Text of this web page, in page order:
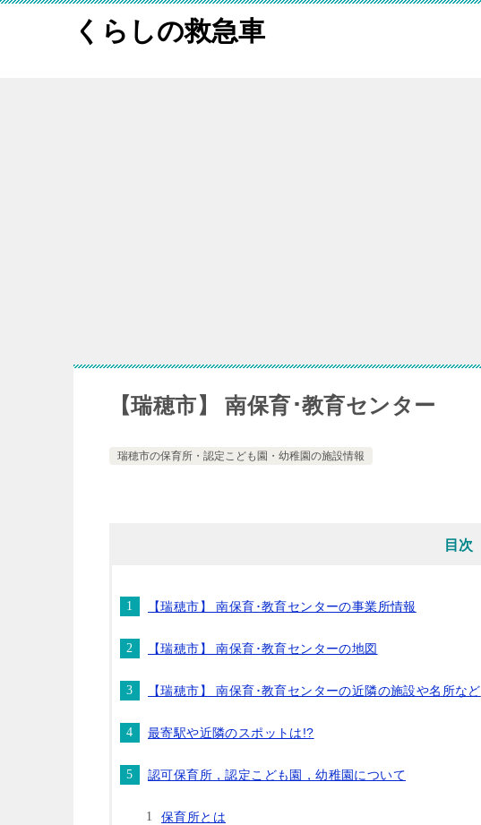
くらしの救急車
【瑞穂市】 南保育･教育センター
瑞穂市の保育所・認定こども園・幼稚園の施設情報
目次
【瑞穂市】 南保育･教育センターの事業所情報
【瑞穂市】 南保育･教育センターの地図
【瑞穂市】 南保育･教育センターの近隣の施設や名所など
最寄駅や近隣のスポットは!?
認可保育所，認定こども園，幼稚園について
保育所とは